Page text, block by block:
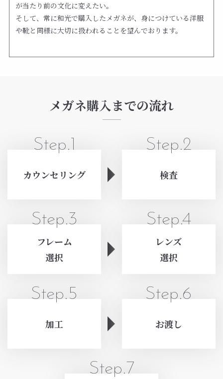
が当たり前の文化に変えたい。
そして、常に和光で購入したメガネが、身につけている洋服
や靴と同様に大切に扱われることを望んでおります。
メガネ購入までの流れ
Step.1
カウンセリング
Step.2
検査
Step.3
フレーム
選択
Step.4
レンズ
選択
Step.5
加工
Step.6
お渡し
Step.7